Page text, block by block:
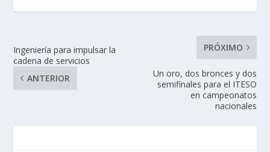
Ingeniería para impulsar la
cadena de servicios
ANTERIOR
PRÓXIMO
Un oro, dos bronces y dos
semifinales para el ITESO
en campeonatos
nacionales